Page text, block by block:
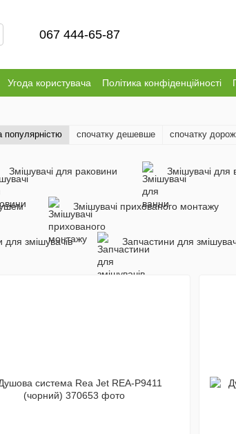
067 444-65-87
Угода користувача Політика конфіденційності
популярністю спочатку дешевше спочатку
Змішувачі для раковини Змішувачі для
Змішувачі прихованого монтажу
для змішувачів Запчастини для